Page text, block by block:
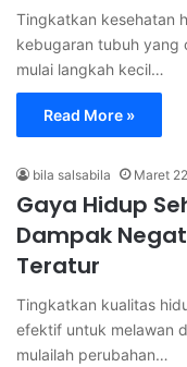
Tingkatkan kesehatan
kebugaran tubuh yang
mulai langkah kecil…
Read More »
bila salsabila Maret
Gaya Hidup
Dampak
Teratur
Tingkatkan kualitas
efektif untuk melawan
mulailah perubahan…